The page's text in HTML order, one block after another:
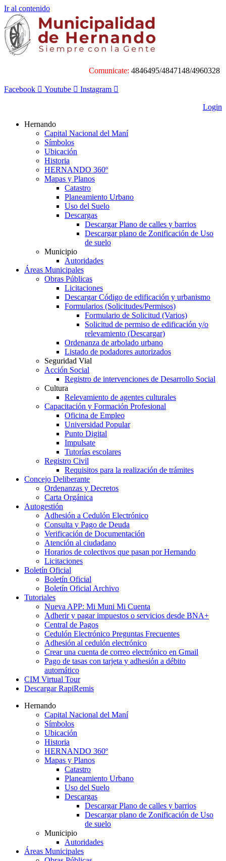
Ir al contenido
Comunicate: 4846495/4847148/4960328
Facebook Youtube Instagram
Login
Hernando
Capital Nacional del Maní
Símbolos
Ubicación
Historia
HERNANDO 360º
Mapas y Planos
Catastro
Planeamiento Urbano
Uso del Suelo
Descargas
Descargar Plano de calles y barrios
Descargar plano de Zonificación de Uso
de suelo
Municipio
Autoridades
Áreas Municipales
Obras Públicas
Licitaciones
Descargar Código de edificación y urbanismo
Formularios (Solicitudes/Permisos)
Formulario de Solicitud (Varios)
Solicitud de permiso de edificación y/o
relevamiento (Descargar)
Ordenanza de arbolado urbano
Listado de podadores autorizados
Seguridad Vial
Acción Social
Registro de intervenciones de Desarrollo Social
Cultura
Relevamiento de agentes culturales
Capacitación y Formación Profesional
Oficina de Empleo
Universidad Popular
Punto Digital
Impulsate
Tutorías escolares
Registro Civil
Requisitos para la realización de trámites
Concejo Deliberante
Ordenanzas y Decretos
Carta Orgánica
Autogestión
Adhesión a Cedulón Electrónico
Consulta y Pago de Deuda
Verificación de Documentación
Atención al ciudadano
Horarios de colectivos que pasan por Hernando
Licitaciones
Boletín Oficial
Boletín Oficial
Boletín Oficial Archivo
Tutoriales
Nueva APP: Mi Muni Mi Cuenta
Adherir y pagar impuestos o servicios desde BNA+
Central de Pagos
Cedulón Electrónico Preguntas Frecuentes
Adhesión al cedulón electrónico
Crear una cuenta de correo electrónico en Gmail
Pago de tasas con tarjeta y adhesión a débito
automático
CIM Virtual Tour
Descargar RapiRemis
Hernando
Capital Nacional del Maní
Símbolos
Ubicación
Historia
HERNANDO 360º
Mapas y Planos
Catastro
Planeamiento Urbano
Uso del Suelo
Descargas
Descargar Plano de calles y barrios
Descargar plano de Zonificación de Uso
de suelo
Municipio
Autoridades
Áreas Municipales